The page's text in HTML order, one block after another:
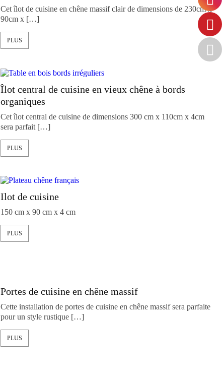
Cet îlot de cuisine en chêne massif clair de dimensions de 230cm x
90cm x […]
PLUS
Îlot central de cuisine en vieux chêne à bords
organiques
Cet îlot central de cuisine de dimensions 300 cm x 110cm x 4cm
sera parfait […]
PLUS
Ilot de cuisine
150 cm x 90 cm x 4 cm
PLUS
Portes de cuisine en chêne massif
Cette installation de portes de cuisine en chêne massif sera parfaite
pour un style rustique […]
PLUS